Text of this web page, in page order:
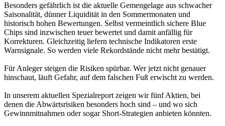
Besonders gefährlich ist die aktuelle Gemengelage aus schwacher
Saisonalität, dünner Liquidität in den Sommermonaten und
historisch hohen Bewertungen. Selbst vermeintlich sichere Blue
Chips sind inzwischen teuer bewertet und damit anfällig für
Korrekturen. Gleichzeitig liefern technische Indikatoren erste
Warnsignale. So werden viele Rekordstände nicht mehr bestätigt.
Für Anleger steigen die Risiken spürbar. Wer jetzt nicht genauer
hinschaut, läuft Gefahr, auf dem falschen Fuß erwischt zu werden.
In unserem aktuellen Spezialreport zeigen wir fünf Aktien, bei
denen die Abwärtsrisiken besonders hoch sind – und wo sich
Gewinnmitnahmen oder sogar Short-Strategien anbieten könnten.